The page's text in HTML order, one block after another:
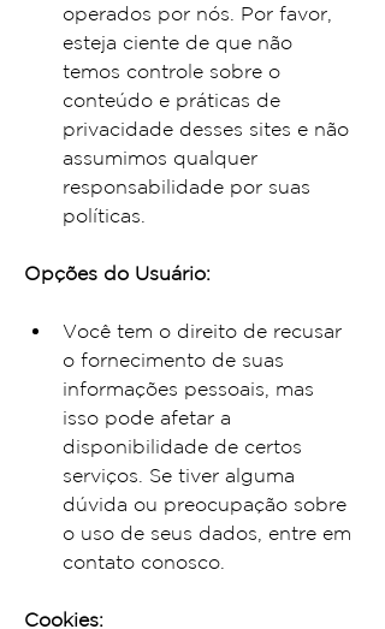
operados por nós. Por favor,
esteja ciente de que não
temos controle sobre o
conteúdo e práticas de
privacidade desses sites e não
assumimos qualquer
responsabilidade por suas
políticas.
Opções do Usuário:
Você tem o direito de recusar
o fornecimento de suas
informações pessoais, mas
isso pode afetar a
disponibilidade de certos
serviços. Se tiver alguma
dúvida ou preocupação sobre
o uso de seus dados, entre em
contato conosco.
Cookies: